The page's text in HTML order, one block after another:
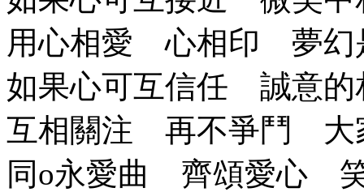
用心相愛 心相印 夢幻
如果心可互信任 誠意的
互相關注 再不爭鬥 大
同o永愛曲 齊頌愛心